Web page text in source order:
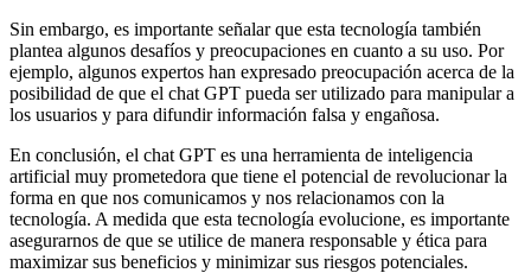
Sin embargo, es importante señalar que esta tecnología también
plantea algunos desafíos y preocupaciones en cuanto a su uso. Por
ejemplo, algunos expertos han expresado preocupación acerca de la
posibilidad de que el chat GPT pueda ser utilizado para manipular a
los usuarios y para difundir información falsa y engañosa.
En conclusión, el chat GPT es una herramienta de inteligencia
artificial muy prometedora que tiene el potencial de revolucionar la
forma en que nos comunicamos y nos relacionamos con la
tecnología. A medida que esta tecnología evolucione, es importante
asegurarnos de que se utilice de manera responsable y ética para
maximizar sus beneficios y minimizar sus riesgos potenciales.